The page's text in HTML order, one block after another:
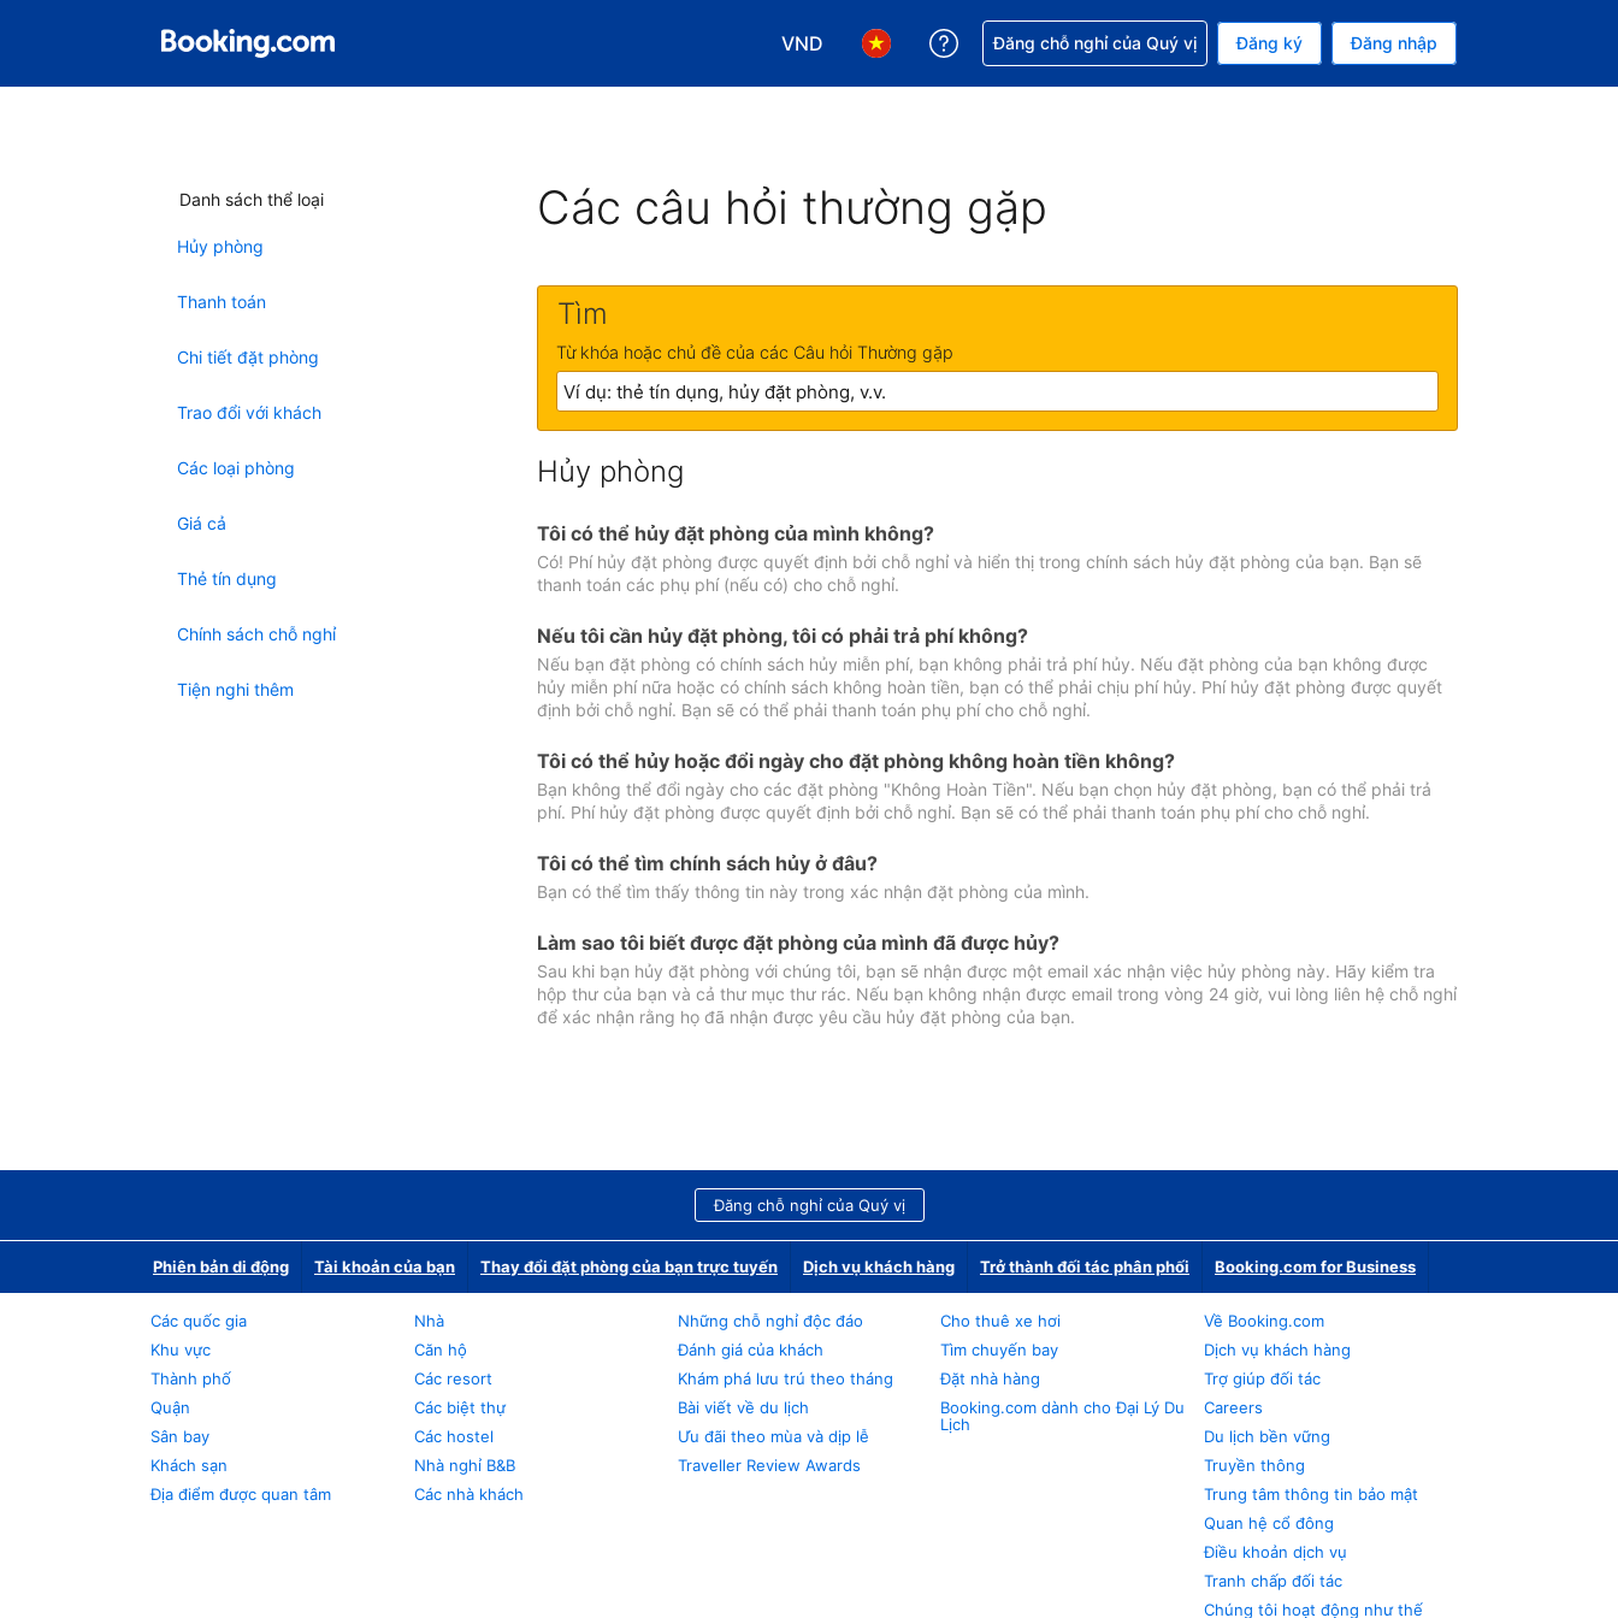
VND
Chọn loại tiền tệ của bạn. Loại tiền tệ hiện tại của bạn là Đồng
Chọn ngôn ngữ của bạn. Ngôn ngữ hiện tại của bạn là Tiếng Việt
Nhận trợ giúp với đặt chỗ
Đăng chỗ nghỉ của Quý vị Đăng ký Đăng nhập
Danh sách thể loại
Hủy phòng
Thanh toán
Chi tiết đặt phòng
Trao đổi với khách
Các loại phòng
Giá cả
Thẻ tín dụng
Chính sách chỗ nghỉ
Tiện nghi thêm
Các câu hỏi thường gặp
Tìm
Từ khóa hoặc chủ đề của các Câu hỏi Thường gặp
Hủy phòng
Tôi có thể hủy đặt phòng của mình không?
Có! Phí hủy đặt phòng được quyết định bởi chỗ nghỉ và hiển thị trong chính sách hủy đặt phòng của bạn. Bạn sẽ
thanh toán các phụ phí (nếu có) cho chỗ nghỉ.
Nếu tôi cần hủy đặt phòng, tôi có phải trả phí không?
Nếu bạn đặt phòng có chính sách hủy miễn phí, bạn không phải trả phí hủy. Nếu đặt phòng của bạn không được
hủy miễn phí nữa hoặc có chính sách không hoàn tiền, bạn có thể phải chịu phí hủy. Phí hủy đặt phòng được quyết
định bởi chỗ nghỉ. Bạn sẽ có thể phải thanh toán phụ phí cho chỗ nghỉ.
Tôi có thể hủy hoặc đổi ngày cho đặt phòng không hoàn tiền không?
Bạn không thể đổi ngày cho các đặt phòng "Không Hoàn Tiền". Nếu bạn chọn hủy đặt phòng, bạn có thể phải trả
phí. Phí hủy đặt phòng được quyết định bởi chỗ nghỉ. Bạn sẽ có thể phải thanh toán phụ phí cho chỗ nghỉ.
Tôi có thể tìm chính sách hủy ở đâu?
Bạn có thể tìm thấy thông tin này trong xác nhận đặt phòng của mình.
Làm sao tôi biết được đặt phòng của mình đã được hủy?
Sau khi bạn hủy đặt phòng với chúng tôi, bạn sẽ nhận được một email xác nhận việc hủy phòng này. Hãy kiểm tra
hộp thư của bạn và cả thư mục thư rác. Nếu bạn không nhận được email trong vòng 24 giờ, vui lòng liên hệ chỗ nghỉ
để xác nhận rằng họ đã nhận được yêu cầu hủy đặt phòng của bạn.
Đăng chỗ nghỉ của Quý vị
Phiên bản di động Tài khoản của bạn Thay đổi đặt phòng của bạn trực tuyến Dịch vụ khách hàng Trở thành đối tác phân phối Booking.com for Business
Các quốc gia
Khu vực
Thành phố
Quận
Sân bay
Khách sạn
Địa điểm được quan tâm
Nhà
Căn hộ
Các resort
Các biệt thự
Các hostel
Nhà nghỉ B&B
Các nhà khách
Những chỗ nghỉ độc đáo
Đánh giá của khách
Khám phá lưu trú theo tháng
Bài viết về du lịch
Ưu đãi theo mùa và dịp lễ
Traveller Review Awards
Cho thuê xe hơi
Tìm chuyến bay
Đặt nhà hàng
Booking.com dành cho Đại Lý Du
Lịch
Về Booking.com
Dịch vụ khách hàng
Trợ giúp đối tác
Careers
Du lịch bền vững
Truyền thông
Trung tâm thông tin bảo mật
Quan hệ cổ đông
Điều khoản dịch vụ
Tranh chấp đối tác
Chúng tôi hoạt động như thế